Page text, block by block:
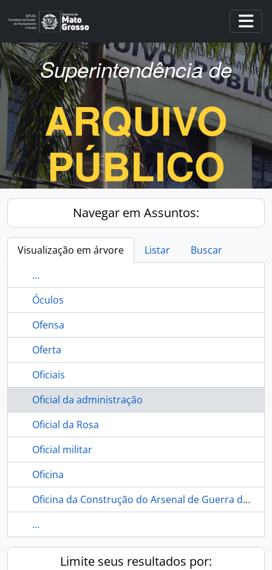
Skip to main content
Superintendência de
ARQUIVO
PÚBLICO
Navegar em Assuntos:
Visualização em árvore Listar
Buscar
...
Óculos
Ofensa
Oferta
Oficiais
Oficial da administração
Oficial da Rosa
Oficial militar
Oficina
Oficina da Construção do Arsenal de Guerra de Cuiabá
...
Limite seus resultados por: